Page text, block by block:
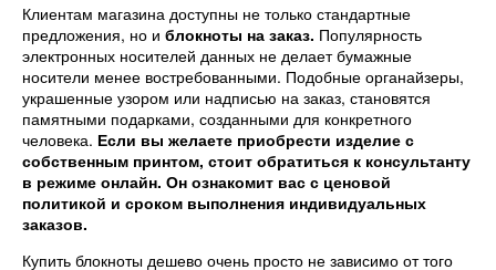
Клиентам магазина доступны не только стандартные
предложения, но и блокноты на заказ. Популярность
электронных носителей данных не делает бумажные
носители менее востребованными. Подобные органайзеры,
украшенные узором или надписью на заказ, становятся
памятными подарками, созданными для конкретного
человека. Если вы желаете приобрести изделие с
собственным принтом, стоит обратиться к консультанту
в режиме онлайн. Он ознакомит вас с ценовой
политикой и сроком выполнения индивидуальных
заказов.
Купить блокноты дешево очень просто не зависимо от того